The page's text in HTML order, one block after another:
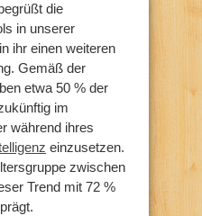
die
in unserer
ihr einen weiteren
Gemäß der
etwa 50 % der
im
während ihres
einzusetzen.
zwischen
Trend mit 72 %